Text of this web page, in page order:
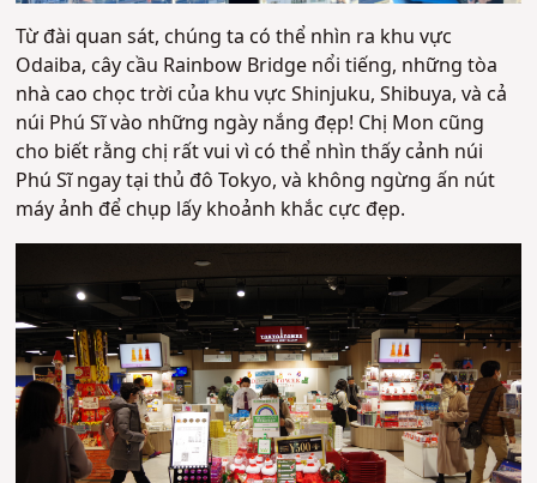
Từ đài quan sát, chúng ta có thể nhìn ra khu vực
Odaiba, cây cầu Rainbow Bridge nổi tiếng, những tòa
nhà cao chọc trời của khu vực Shinjuku, Shibuya, và cả
núi Phú Sĩ vào những ngày nắng đẹp! Chị Mon cũng
cho biết rằng chị rất vui vì có thể nhìn thấy cảnh núi
Phú Sĩ ngay tại thủ đô Tokyo, và không ngừng ấn nút
máy ảnh để chụp lấy khoảnh khắc cực đẹp.